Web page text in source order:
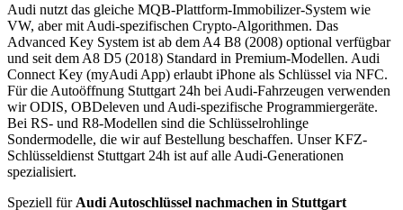
Audi nutzt das gleiche MQB-Plattform-Immobilizer-System wie
VW, aber mit Audi-spezifischen Crypto-Algorithmen. Das
Advanced Key System ist ab dem A4 B8 (2008) optional verfügbar
und seit dem A8 D5 (2018) Standard in Premium-Modellen. Audi
Connect Key (myAudi App) erlaubt iPhone als Schlüssel via NFC.
Für die Autoöffnung Stuttgart 24h bei Audi-Fahrzeugen verwenden
wir ODIS, OBDeleven und Audi-spezifische Programmiergeräte.
Bei RS- und R8-Modellen sind die Schlüsselrohlinge
Sondermodelle, die wir auf Bestellung beschaffen. Unser KFZ-
Schlüsseldienst Stuttgart 24h ist auf alle Audi-Generationen
spezialisiert.
Speziell für Audi Autoschlüssel nachmachen in Stuttgart